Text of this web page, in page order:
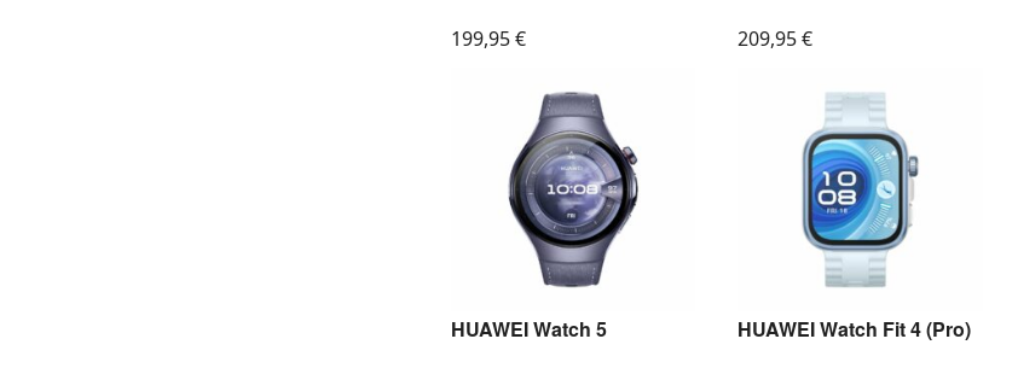
199,95€ 209,95€
HUAWEI Watch 5 HUAWEI Watch Fit 4 (Pro)